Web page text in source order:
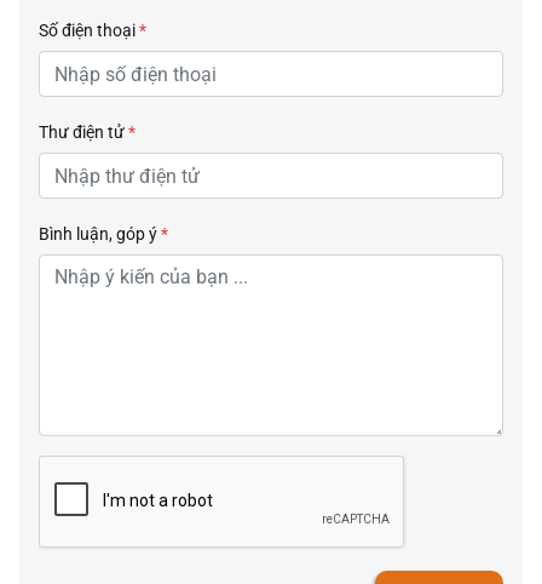
Số điện thoại*
Thư điện tử*
Bình luận, góp ý*